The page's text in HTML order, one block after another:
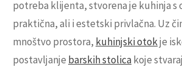
potreba klijenta, stvorena je kuhinja s
praktična, ali i estetski privlačna. Uz
mnoštvo prostora, kuhinjski otokje
postavljanje barskih stolicakoje